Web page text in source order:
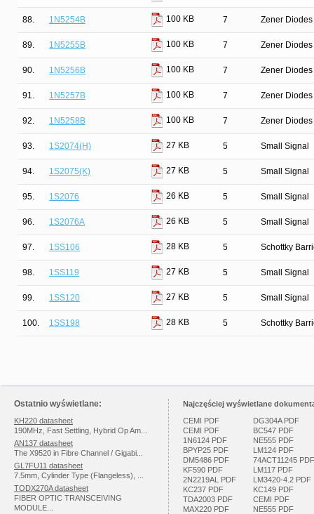
88. 1N5254B 100 KB 7 Zener
89. 1N5255B 100 KB 7 Zener
90. 1N5256B 100 KB 7 Zener
91. 1N5257B 100 KB 7 Zener
92. 1N5258B 100 KB 7 Zener
93. 1S2074(H) 27 KB 5 Small Signal
94. 1S2075(K) 27 KB 5 Small Signal
95. 1S2076 26 KB 5 Small Signal
96. 1S2076A 26 KB 5 Small Signal
97. 1SS106 28 KB 5 Schottky
98. 1SS119 27 KB 5 Small Signal
99. 1SS120 27 KB 5 Small Signal
100. 1SS198 28 KB 5 Schottky
Ostatnio wyświetlane:
KH220 datasheet
190MHz, Fast Settling, Hybrid Op Am...
AN137 datasheet
The X9520 in Fibre Channel / Gigabi...
GL7FU11 datasheet
7.5mm, Cylinder Type (Flangeless), ...
TODX270A datasheet
FIBER OPTIC TRANSCEIVING
MODULE...
Najczęściej wyświetlane
CEMI PDF
CEMI PDF
1N6124 PDF
BPYP25 PDF
DM5486 PDF
KF590 PDF
2N2219AL PDF
KC237 PDF
TDA2003 PDF
MAX220 PDF
DG304A PDF
BC547 PDF
NE555 PDF
LM124 PDF
74ACT11245 PDF
LM117 PDF
LM3420-4.2 PDF
KC149 PDF
CEMI PDF
NE555 PDF